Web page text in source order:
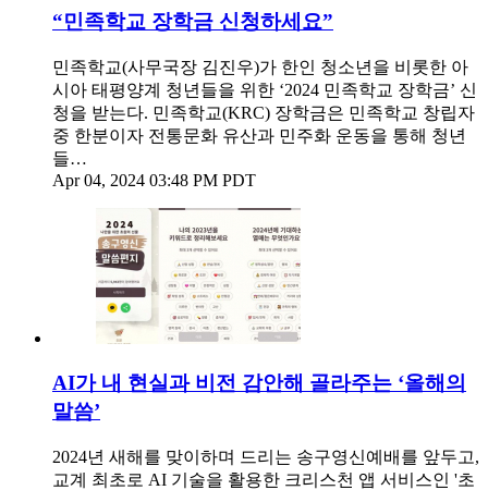
“민족학교 장학금 신청하세요”
민족학교(사무국장 김진우)가 한인 청소년을 비롯한 아
시아 태평양계 청년들을 위한 ‘2024 민족학교 장학금’ 신
청을 받는다. 민족학교(KRC) 장학금은 민족학교 창립자
중 한분이자 전통문화 유산과 민주화 운동을 통해 청년
들…
Apr 04, 2024 03:48 PM PDT
AI가 내 현실과 비전 감안해 골라주는 ‘올해의
말씀’
2024년 새해를 맞이하며 드리는 송구영신예배를 앞두고,
교계 최초로 AI 기술을 활용한 크리스천 앱 서비스인 '초